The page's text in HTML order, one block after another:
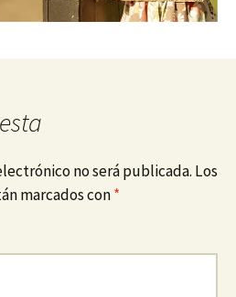
no será publicada. Los
marcados con*